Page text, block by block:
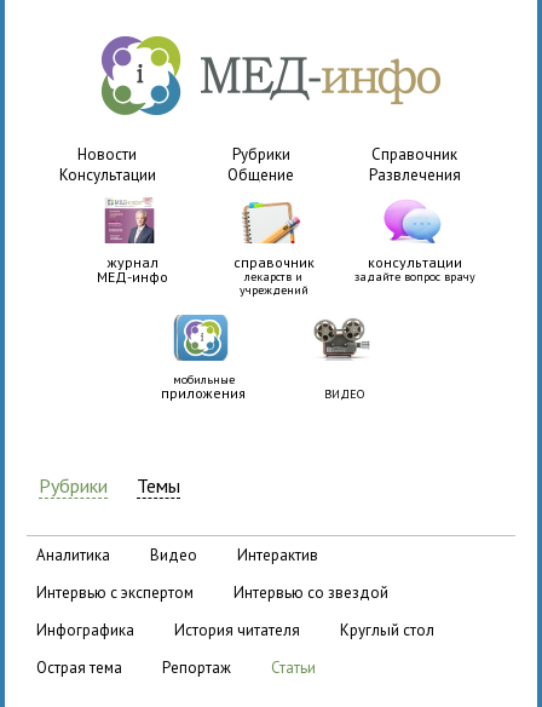
Новости Рубрики
Справочник
Консультации
Общение Развлечения
журнал
МЕД-инфо
справочник
лекарств и
учреждений
консультации
задайте вопрос врачу
мобильные
приложения ВИДЕО
Рубрики Темы
аналитика видео
интерактив
интервью с экспертом
интервью со звездой
инфографика
история читателя
круглый стол
острая тема
репортаж статьи